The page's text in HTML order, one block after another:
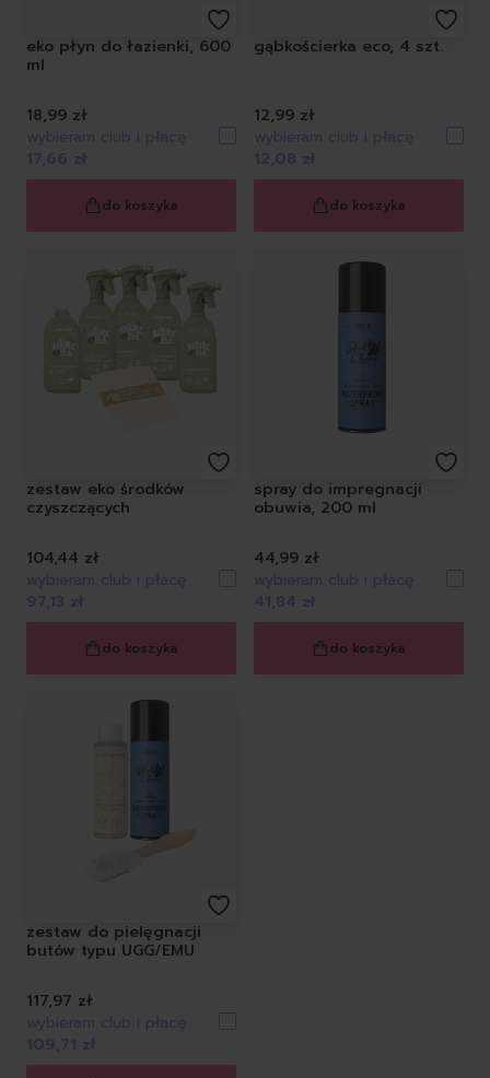
eko płyn do łazienki, 600
ml
18,99 zł
do koszyka
gąbkościerka eco, 4 szt.
12,99 zł
do koszyka
zestaw eko środków
czyszczących
104,44 zł
do koszyka
spray do impregnacji
obuwia, 200 ml
44,99 zł
do koszyka
zestaw do pielęgnacji
butów typu UGG/EMU
117,97 zł